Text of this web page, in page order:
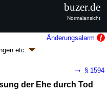
Änderungsalarm
etc.
BGBl. 2026 I Nr. 226
→ § 1594
der Ehe durch Tod
buzer.de
Normalansicht